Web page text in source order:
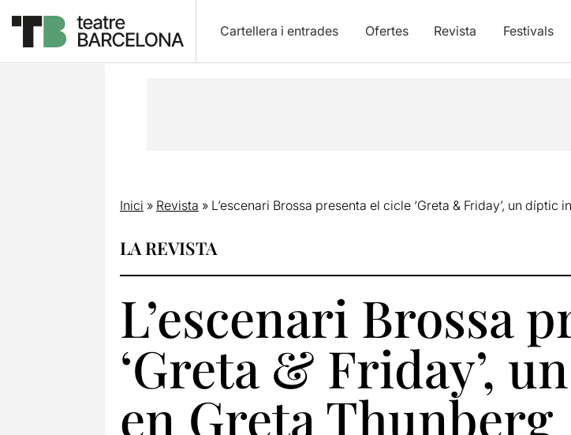
Cartellera i entrades Ofertes Revista Festivals
Inici » Revista » L’escenari Brossa presenta el cicle ‘Greta & Friday’, un díptic
LA REVISTA
L’escenari Brossa
‘Greta & Friday’,
en Greta Thunberg